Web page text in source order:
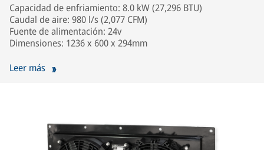
Capacidad de enfriamiento: 8.0 kW (27,296 BTU)
Caudal de aire: 980 l/s (2,077 CFM)
Fuente de alimentación: 24v
Dimensiones: 1236 x 600 x 294mm
Leer más